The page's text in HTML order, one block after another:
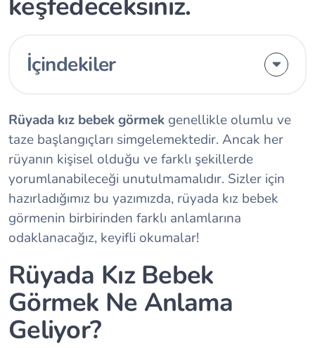
İçindekiler
Rüyada kız bebek görmek genellikle olumlu ve
taze başlangıçları simgelemektedir. Ancak her
rüyanın kişisel olduğu ve farklı şekillerde
yorumlanabileceği unutulmamalıdır. Sizler için
hazırladığımız bu yazımızda, rüyada kız bebek
görmenin birbirinden farklı anlamlarına
odaklanacağız, keyifli okumalar!
Rüyada Kız Bebek
Görmek Ne Anlama
Geliyor?